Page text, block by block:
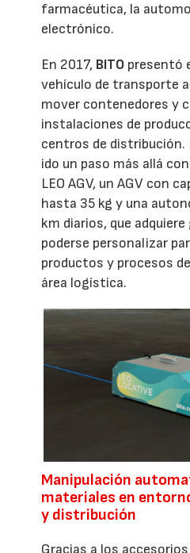
farmacéutica, la
electrónico.
En 2017, BITO presentó
vehículo de transporte
mover contenedores y
instalaciones de
centros de distribución.
ido un paso más allá
LEO AGV, un AGV con
hasta 35 kg y una
km diarios, que
poderse personalizar
productos y procesos
área logística.
Manipulación
materiales en
y distribución
Gracias a los